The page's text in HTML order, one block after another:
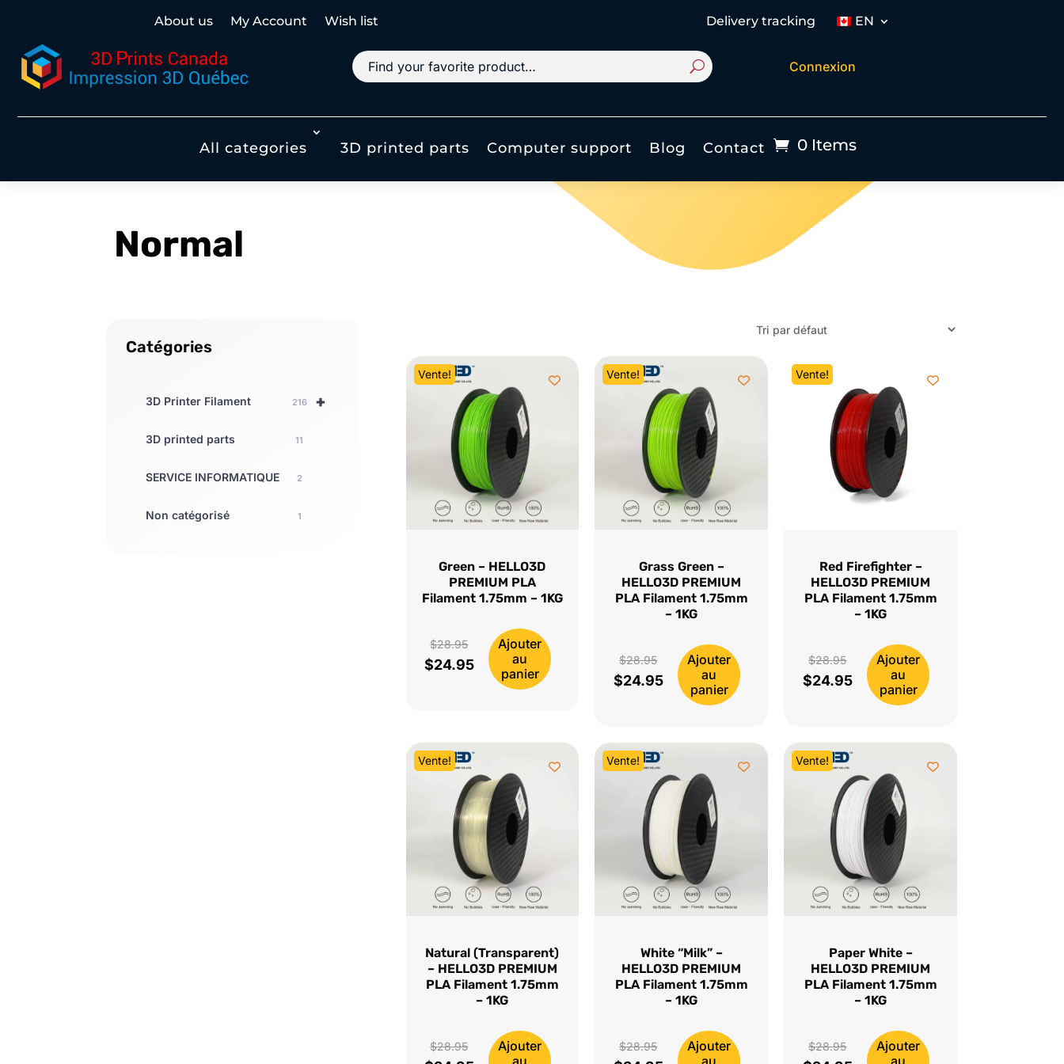
About us My Account Wish list Delivery tracking EN
Connexion
All categories 3D printed parts Computer support Blog Contact 0 Items
Normal
Catégories
+
3D Printer Filament 216
3D printed parts 11
SERVICE INFORMATIQUE 2
Non catégorisé 1
Vente!
Green – HELLO3D
PREMIUM PLA
Filament 1.75mm – 1KG
$28.95Le
prix
$24.95Le
$24.95.
Ajouter
au
panier
Vente!
Grass Green –
HELLO3D PREMIUM
PLA Filament 1.75mm
– 1KG
$28.95Le
prix
$28.95.
$24.95Le
est :
Ajouter
au
panier
Vente!
Red Firefighter –
HELLO3D PREMIUM
PLA Filament 1.75mm
– 1KG
$28.95Le
prix
$28.95.
$24.95Le
est :
Ajouter
au
panier
Vente!
Natural (Transparent)
– HELLO3D PREMIUM
PLA Filament 1.75mm
– 1KG
$28.95Le
Ajouter
au
Vente!
White “Milk” –
HELLO3D PREMIUM
PLA Filament 1.75mm
– 1KG
$28.95Le
Ajouter
au
Vente!
Paper White –
HELLO3D PREMIUM
PLA Filament 1.75mm
– 1KG
$28.95Le
Ajouter
au